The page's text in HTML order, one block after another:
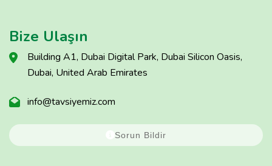
Bize Ulaşın
Building A1, Dubai Digital Park, Dubai Silicon Oasis,
Dubai, United Arab Emirates
info@tavsiyemiz.com
Sorun Bildir